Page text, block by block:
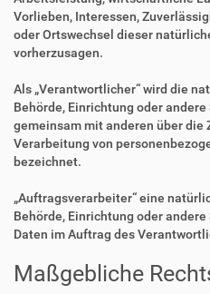
Vorlieben, Interessen,
oder Ortswechsel dieser
vorherzusagen.
Als „Verantwortlicher“ wird die
Behörde, Einrichtung oder
gemeinsam mit anderen über die
Verarbeitung von
bezeichnet.
„Auftragsverarbeiter“ eine
Behörde, Einrichtung oder
Daten im Auftrag des
Maßgebliche